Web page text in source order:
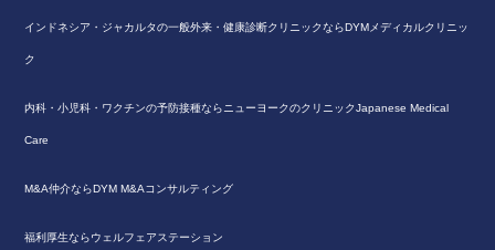
インドネシア・ジャカルタの一般外来・健康診断クリニックならDYMメディカルクリニッ
ク
内科・小児科・ワクチンの予防接種ならニューヨークのクリニックJapanese Medical
Care
M&A仲介ならDYM M&Aコンサルティング
福利厚生ならウェルフェアステーション